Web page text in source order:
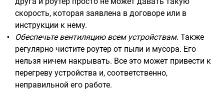
скорость, которая заявлена в договоре или в
инструкции к нему.
Обеспечьте вентиляцию всем устройствам. Также
регулярно чистите роутер от пыли и мусора. Его
нельзя ничем накрывать. Все это может привести к
перегреву устройства и, соответственно,
неправильной его работе.